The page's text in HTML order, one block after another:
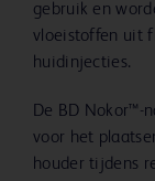
gebruik en
vloeistoffen uit
huidinjecties.
De BD Nokor™-
voor het
houder tijdens